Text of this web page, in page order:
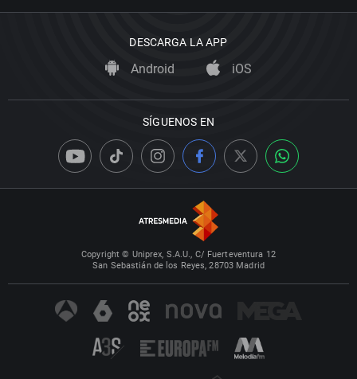
DESCARGA LA APP
Android iOS
SÍGUENOS EN
Copyright © Uniprex, S.A.U., C/ Fuerteventura 12
San Sebastián de los Reyes, 28703 Madrid